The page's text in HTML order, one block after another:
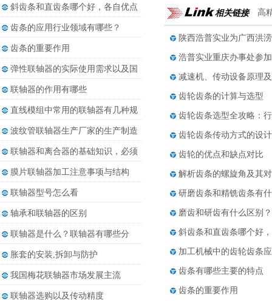
斜齿条和直齿条哪个好，各自优点
都......
齿条的应用行业领域有哪些？
齿条的重要作用
弹性联轴器的实际使用需求以及国
内......
联轴器的作用有哪些
直线模组中常用的联轴器有几种规
格
波纹管联轴器生产厂家的生产制造
发......
联轴器和离合器的基础知识，必须
收......
膜片联轴器加工注意事项与结构
联轴器型号怎么看
轴承和联轴器的区别
联轴器是什么？联轴器有哪些分
类？
胀套的安装,拆卸与防护
我国梅花联轴器市场发展主流
联轴器选购以及传动精度
高
相关链接
陕西浩普实业为广西洪
浩普实业重庆办事处参
减速机、传动设备原理
齿轮齿条的计算与选型
齿轮齿条选型全攻略：
齿轮齿条传动方式的设
齿轮的优点和缺点对比
解析齿条的螺旋角及其
研磨齿条和精铣齿条有
磨齿和研齿有什么区别
斜齿条和直齿条哪个好
加工机械中的齿轮齿条
齿条有哪些主要的特点
齿条的重要作用